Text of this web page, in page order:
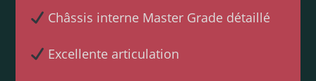
Châssis interne Master Grade détaillé
Excellente articulation